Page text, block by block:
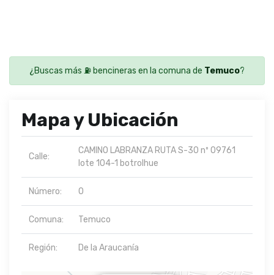
¿Buscas más ⛽ bencineras en la comuna de Temuco?
Mapa y Ubicación
Calle:
CAMINO LABRANZA RUTA S-30 nº 09761
lote 104-1 botrolhue
Número: 0
Comuna: Temuco
Región: De la Araucanía